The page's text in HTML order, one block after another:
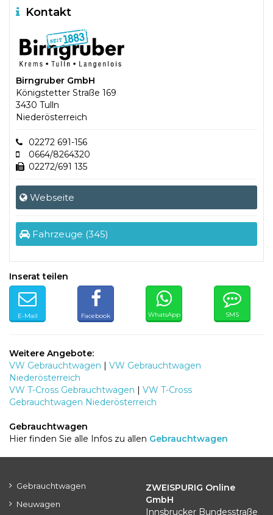
Kontakt
Birngruber GmbH
Königstetter Straße 169
3430 Tulln
Niederösterreich
02272 691-156
0664/8264320
02272/691 135
Webseite
Fahrzeuge (345)
Inserat teilen
E-Mail Facebook WhatsApp SMS
Weitere Angebote:
VW Gebrauchtwagen | VW Gebrauchtwagen
Niederösterreich
VW T-Cross Gebrauchtwagen | VW T-Cross
Gebrauchtwagen Niederösterreich
Gebrauchtwagen
Hier finden Sie alle Infos zu allen Gebrauchtwagen
Gebrauchtwagen
Neuwagen
ZWEISPURIG Online
GmbH
Innsbrucker Bundesstraße